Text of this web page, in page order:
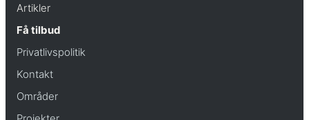
Artikler
Få tilbud
Privatlivspolitik
Kontakt
Områder